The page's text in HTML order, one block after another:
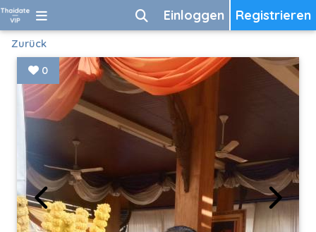
Registrieren
Einloggen
Zurück
0